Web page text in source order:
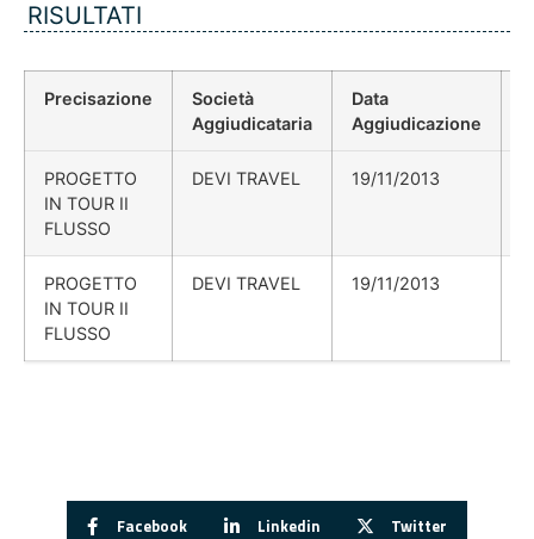
RISULTATI
Precisazione
Società
Aggiudicataria
Data
Aggiudicazione
PROGETTO
IN TOUR II
FLUSSO
DEVI TRAVEL 19/11/2013
PROGETTO
IN TOUR II
FLUSSO
DEVI TRAVEL 19/11/2013
Facebook Linkedin Twitter